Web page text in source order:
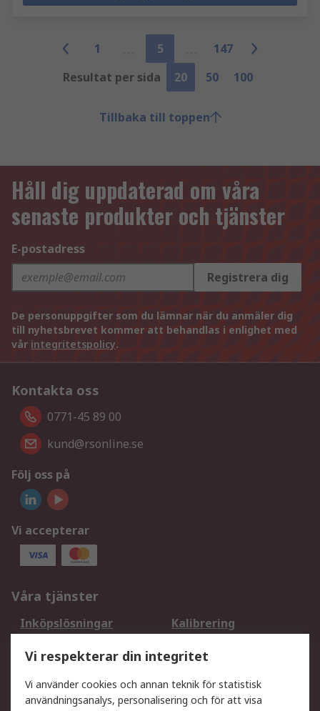
1 5
147
Resultat per sida
20 50 100
Tillbaka till toppen
Håll dig uppdaterad om våra
senaste produkter och tjänster
E-postadress
Registrera dig
De personuppgifter som du lämnar när du anmäler dig
till nyhetsbrevet kommer att behandlas i enlighet med
vår integritetspolicy.
Kontakta oss
0771-45 89 00
kund@rsonline.se
Följ oss på
Vi accepterar
Våra tjänster
Inköpslösningar
Kalibrering
DesignSpark
Teknisk Support
Ditt lokala säljteam
Exportlösningar
Vi respekterar din integritet
Vi använder cookies och annan teknik för statistisk
användningsanalys, personalisering och för att visa